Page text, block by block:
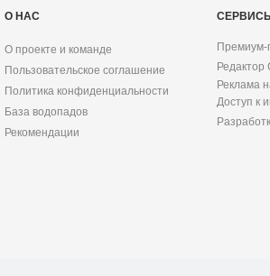
О НАС
О проекте и команде
Пользовательское соглашение
Политика конфиденциальности
База водопадов
Рекомендации
Премиум-
Редактор
Реклама
Доступ к